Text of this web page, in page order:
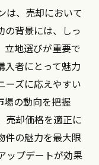
は、売却において
の背景には、しっ
立地選びが重要で
入者にとって魅力
ーズに応えやすい
場の動向を把握
売却価格を適正に
件の魅力を最大限
ップデートが効果